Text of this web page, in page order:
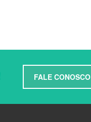
FALE CONOSCO